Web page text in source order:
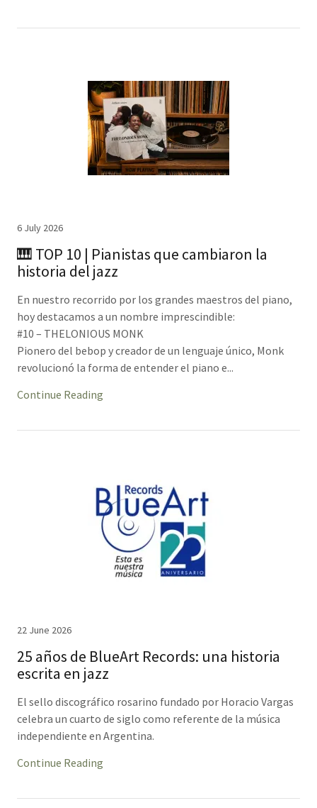
6 July 2026
🎹 TOP 10 | Pianistas que cambiaron la
historia del jazz
En nuestro recorrido por los grandes maestros del piano,
hoy destacamos a un nombre imprescindible:
#10 – THELONIOUS MONK
Pionero del bebop y creador de un lenguaje único, Monk
revolucionó la forma de entender el piano e...
Continue Reading
22 June 2026
25 años de BlueArt Records: una historia
escrita en jazz
El sello discográfico rosarino fundado por Horacio Vargas
celebra un cuarto de siglo como referente de la música
independiente en Argentina.
Continue Reading